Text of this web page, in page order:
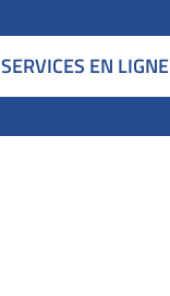
SERVICES EN LIGNE